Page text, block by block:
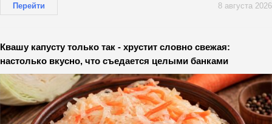
Перейти 8 августа 2026
Квашу капусту только так - хрустит словно свежая:
настолько вкусно, что съедается целыми банками